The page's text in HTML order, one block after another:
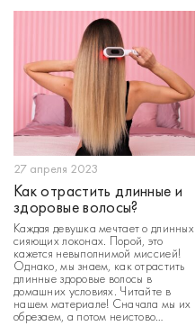
в сутки. Это нормальный
метаболический процесс,
поскольку старые ослабленные
фолликулы должны […]
27 апреля 2023
Как отрастить длинные и
здоровые волосы?
Каждая девушка мечтает о длинных
сияющих локонах. Порой, это
кажется невыполнимой миссией!
Однако, мы знаем, как отрастить
длинные здоровые волосы в
домашних условиях. Читайте в
нашем материале! Сначала мы их
обрезаем, а потом неистово